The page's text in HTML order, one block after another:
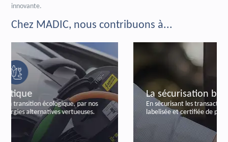
innovante.
Chez MADIC, nous contribuons à...
La sécurisation bancaire
En sécurisant les transactions bancaires, par notre offre
labelisée et certifiée de paiements autonomes.